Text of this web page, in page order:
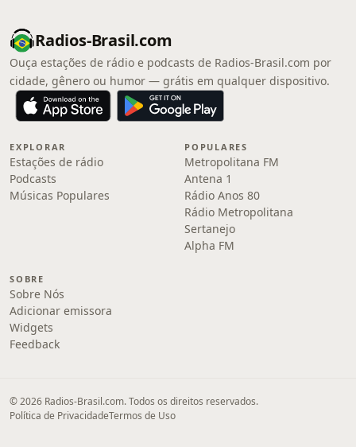
Radios-Brasil.com
Ouça estações de rádio e podcasts de Radios-Brasil.com por
cidade, gênero ou humor — grátis em qualquer dispositivo.
EXPLORAR
Estações de rádio
Podcasts
Músicas Populares
POPULARES
Metropolitana FM
Antena 1
Rádio Anos 80
Rádio Metropolitana
Sertanejo
Alpha FM
SOBRE
Sobre Nós
Adicionar emissora
Widgets
Feedback
© 2026 Radios-Brasil.com. Todos os direitos reservados.
Política de PrivacidadeTermos de Uso